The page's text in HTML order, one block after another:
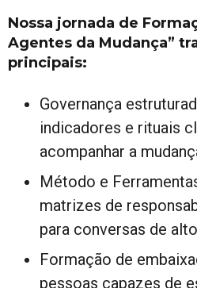
Nossa jornada de
Agentes da Mudança”
principais:
Governança
indicadores e rituais
acompanhar a
Método e
matrizes de
para conversas de
Formação de
pessoas capazes de